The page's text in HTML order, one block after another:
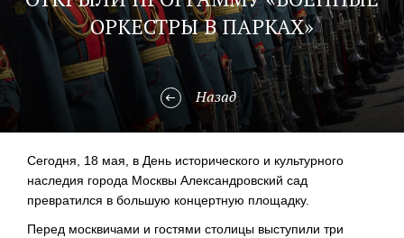
ОРКЕСТРЫ В ПАРКАХ»
Назад
Сегодня, 18 мая, в День исторического и культурного
наследия города Москвы Александровский сад
превратился в большую концертную площадку.
Перед москвичами и гостями столицы выступили три